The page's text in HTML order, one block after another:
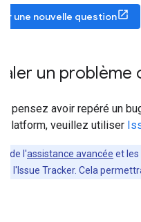
une nouvelle question
un
pensez avoir repéré un
Platform, veuillez utiliser
de l'assistance avancée et
l'Issue Tracker. Cela